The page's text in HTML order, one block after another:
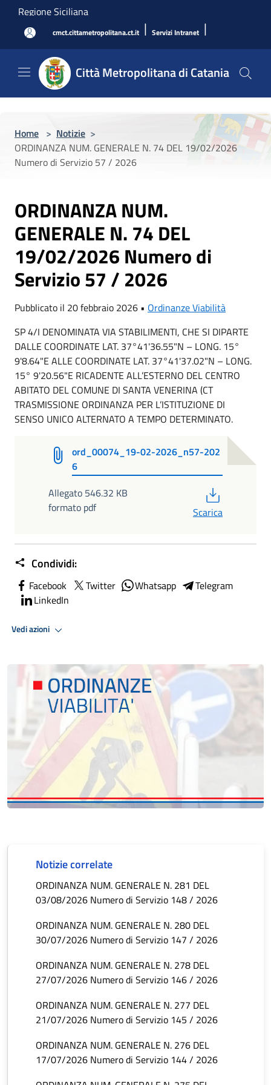
Salta al contenuto principale
Regione Siciliana
cmct.cittametropolitana.ct.it | Servizi Intranet |
Città Metropolitana di Catania
Home > Notizie >
ORDINANZA NUM. GENERALE N. 74 DEL 19/02/2026
Numero di Servizio 57 / 2026
ORDINANZA NUM.
GENERALE N. 74 DEL
19/02/2026 Numero di
Servizio 57 / 2026
Pubblicato il 20 febbraio 2026 • Ordinanze Viabilità
SP 4/I DENOMINATA VIA STABILIMENTI, CHE SI DIPARTE
DALLE COORDINATE LAT. 37°41'36.55"N – LONG. 15°
9'8.64"E ALLE COORDINATE LAT. 37°41'37.02"N – LONG.
15° 9'20.56"E RICADENTE ALL’ESTERNO DEL CENTRO
ABITATO DEL COMUNE DI SANTA VENERINA (CT
TRASMISSIONE ORDINANZA PER L’ISTITUZIONE DI
SENSO UNICO ALTERNATO A TEMPO DETERMINATO.
ord_00074_19-02-2026_n57-202
6
Allegato 546.32 KB
formato pdf
Scarica
Condividi:
Facebook Twitter Whatsapp
Telegram
LinkedIn
Vedi azioni
Notizie correlate
ORDINANZA NUM. GENERALE N. 281 DEL
03/08/2026 Numero di Servizio 148 / 2026
ORDINANZA NUM. GENERALE N. 280 DEL
30/07/2026 Numero di Servizio 147 / 2026
ORDINANZA NUM. GENERALE N. 278 DEL
27/07/2026 Numero di Servizio 146 / 2026
ORDINANZA NUM. GENERALE N. 277 DEL
21/07/2026 Numero di Servizio 145 / 2026
ORDINANZA NUM. GENERALE N. 276 DEL
17/07/2026 Numero di Servizio 144 / 2026